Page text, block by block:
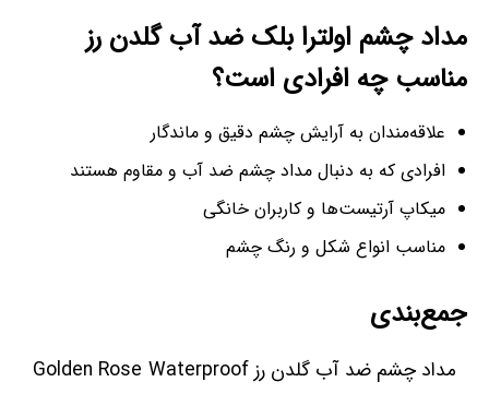
مداد چشم اولترا بلک ضد آب گلدن رز
مناسب چه افرادی است؟
علاقه‌مندان به آرایش چشم دقیق و ماندگار
افرادی که به دنبال مداد چشم ضد آب و مقاوم هستند
میکاپ آرتیست‌ها و کاربران خانگی
مناسب انواع شکل و رنگ چشم
جمع‌بندی
مداد چشم ضد آب گلدن رز Golden Rose Waterproof